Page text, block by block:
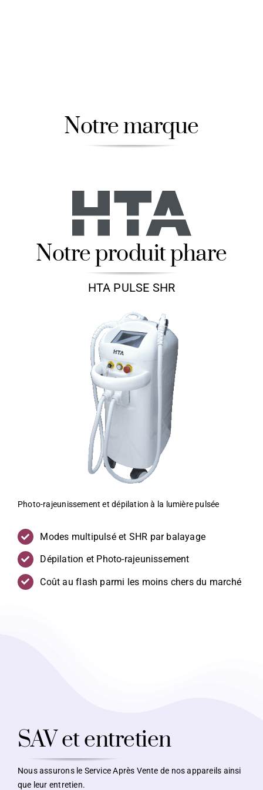
Notre marque
Notre produit phare
HTA PULSE SHR
Photo-rajeunissement et dépilation à la lumière pulsée
Modes multipulsé et SHR par balayage
Dépilation et Photo-rajeunissement
Coût au flash parmi les moins chers du marché
SAV et entretien
Nous assurons le Service Après Vente de nos appareils ainsi
que leur entretien.